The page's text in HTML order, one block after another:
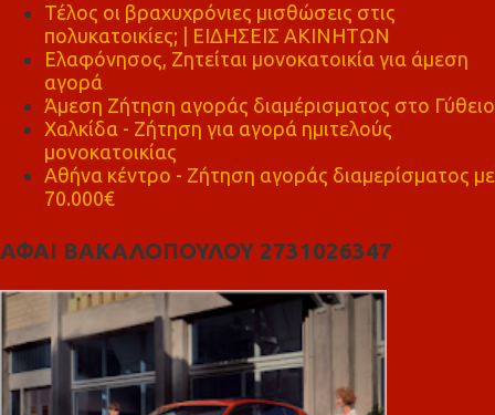
Τέλος οι βραχυχρόνιες μισθώσεις στις
πολυκατοικίες; | ΕΙΔΗΣΕΙΣ ΑΚΙΝΗΤΩΝ
Ελαφόνησος, Ζητείται μονοκατοικία για άμεση
αγορά
Άμεση Ζήτηση αγοράς διαμέρισματος στο Γύθειο
Χαλκίδα - Ζήτηση για αγορά ημιτελούς
μονοκατοικίας
Αθήνα κέντρο - Ζήτηση αγοράς διαμερίσματος με
70.000€
ΑΦΑΙ ΒΑΚΑΛΟΠΟΥΛΟΥ 2731026347